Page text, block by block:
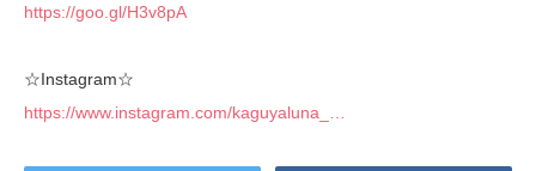
https://goo.gl/H3v8pA
☆Instagram☆
https://www.instagram.com/kaguyaluna_…